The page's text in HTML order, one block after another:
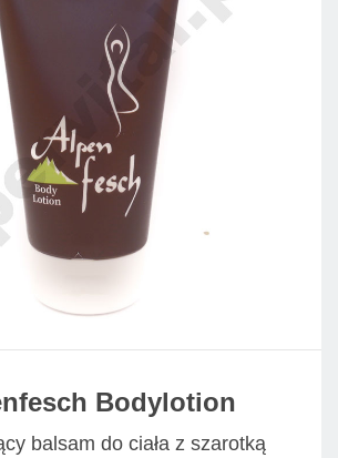
Bodylotion
balsam do ciała z szarotką